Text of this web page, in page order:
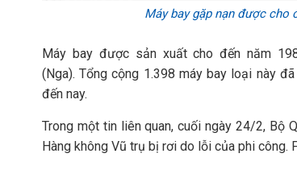
Máy bay gặp nạn được
Máy bay được sản xuất cho đến năm
(Nga). Tổng cộng 1.398 máy bay loại này
đến nay.
Trong một tin liên quan, cuối ngày 24/2, Bộ
Hàng không Vũ trụ bị rơi do lỗi của phi công.